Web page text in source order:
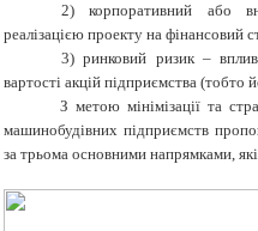
2) корпоративний або
реалізацією проекту на фінансовий
3) ринковий ризик –
вартості акцій підприємства (тобто
З метою мінімізації та
машинобудівних підприємств
за трьома основними напрямками,